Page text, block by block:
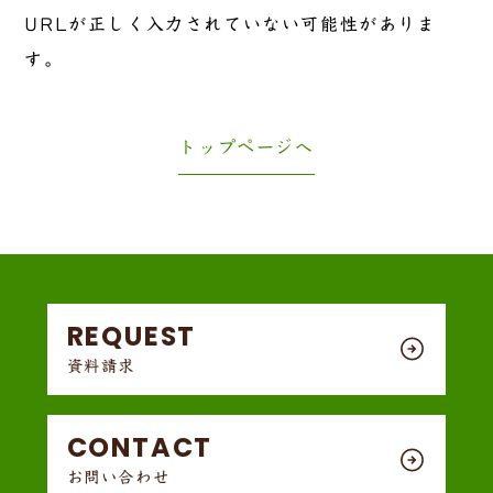
URLが正しく入力されていない可能性がありま
す。
トップページへ
REQUEST
資料請求
CONTACT
お問い合わせ